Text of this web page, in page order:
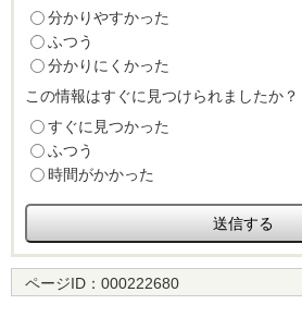
分かりやすかった
ふつう
分かりにくかった
この情報はすぐに見つけられましたか？
すぐに見つかった
ふつう
時間がかかった
ページID： 000222680